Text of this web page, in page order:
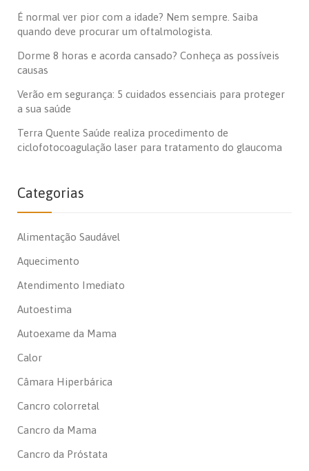
É normal ver pior com a idade? Nem sempre. Saiba
quando deve procurar um oftalmologista.
Dorme 8 horas e acorda cansado? Conheça as possíveis
causas
Verão em segurança: 5 cuidados essenciais para proteger
a sua saúde
Terra Quente Saúde realiza procedimento de
ciclofotocoagulação laser para tratamento do glaucoma
Categorias
Alimentação Saudável
Aquecimento
Atendimento Imediato
Autoestima
Autoexame da Mama
Calor
Câmara Hiperbárica
Cancro colorretal
Cancro da Mama
Cancro da Próstata